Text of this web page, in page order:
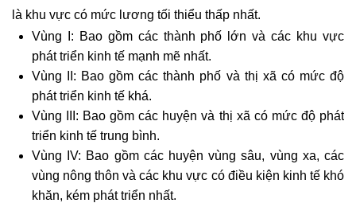
là khu vực có mức lương tối thiểu thấp nhất.
Vùng I: Bao gồm các thành phố lớn và các khu vực
phát triển kinh tế mạnh mẽ nhất.
Vùng II: Bao gồm các thành phố và thị xã có mức độ
phát triển kinh tế khá.
Vùng III: Bao gồm các huyện và thị xã có mức độ phát
triển kinh tế trung bình.
Vùng IV: Bao gồm các huyện vùng sâu, vùng xa, các
vùng nông thôn và các khu vực có điều kiện kinh tế khó
khăn, kém phát triển nhất.